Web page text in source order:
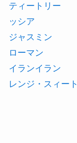
ティートリー
ッシア
ジャスミン
ローマン
イランイラン
レンジ・スィート